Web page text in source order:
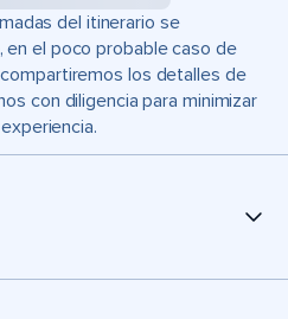
del itinerario se
en el poco probable caso de
los detalles de
con diligencia para minimizar